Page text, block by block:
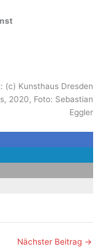
(c) Kunsthaus Dresden
2020, Foto: Sebastian
Eggler
Nächster Beitrag →